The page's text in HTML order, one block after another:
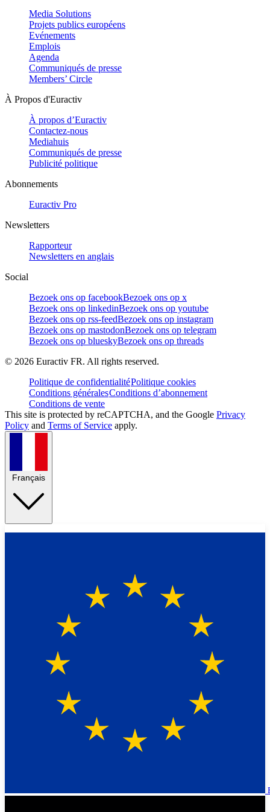
Media Solutions
Projets publics européens
Evénements
Emplois
Agenda
Communiqués de presse
Members’ Circle
À Propos d'Euractiv
À propos d’Euractiv
Contactez-nous
Mediahuis
Communiqués de presse
Publicité politique
Abonnements
Euractiv Pro
Newsletters
Rapporteur
Newsletters en anglais
Social
Bezoek ons op facebookBezoek ons op x
Bezoek ons op linkedinBezoek ons op youtube
Bezoek ons op rss-feedBezoek ons op instagram
Bezoek ons op mastodonBezoek ons op telegram
Bezoek ons op blueskyBezoek ons op threads
© 2026 Euractiv FR. All rights reserved.
Politique de confidentialitéPolitique cookies
Conditions généralesConditions d’abonnement
Conditions de vente
This site is protected by reCAPTCHA, and the Google Privacy
Policy and Terms of Service apply.
Français